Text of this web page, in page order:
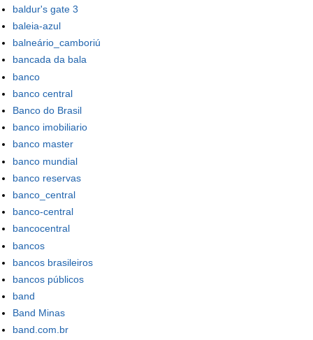
baldur's gate 3
baleia-azul
balneário_camboriú
bancada da bala
banco
banco central
Banco do Brasil
banco imobiliario
banco master
banco mundial
banco reservas
banco_central
banco-central
bancocentral
bancos
bancos brasileiros
bancos públicos
band
Band Minas
band.com.br